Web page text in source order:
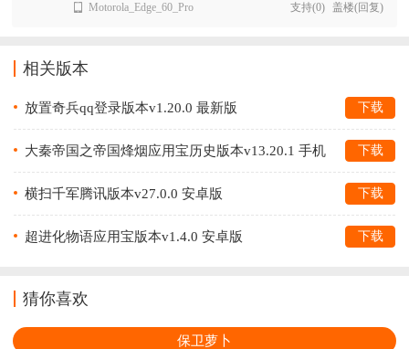
Motorola_Edge_60_Pro 支持(0) 盖楼(回复)
相关版本
放置奇兵qq登录版本v1.20.0 最新版 下载
大秦帝国之帝国烽烟应用宝历史版本v13.20.1 手机
下载
横扫千军腾讯版本v27.0.0 安卓版 下载
超进化物语应用宝版本v1.4.0 安卓版 下载
猜你喜欢
保卫萝卜